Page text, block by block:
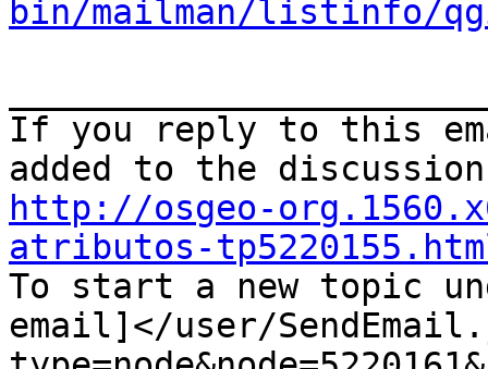
bin/mailman/listinfo/
If you reply to this
http://osgeo-
atributos-
To start a new topic
email]</user/